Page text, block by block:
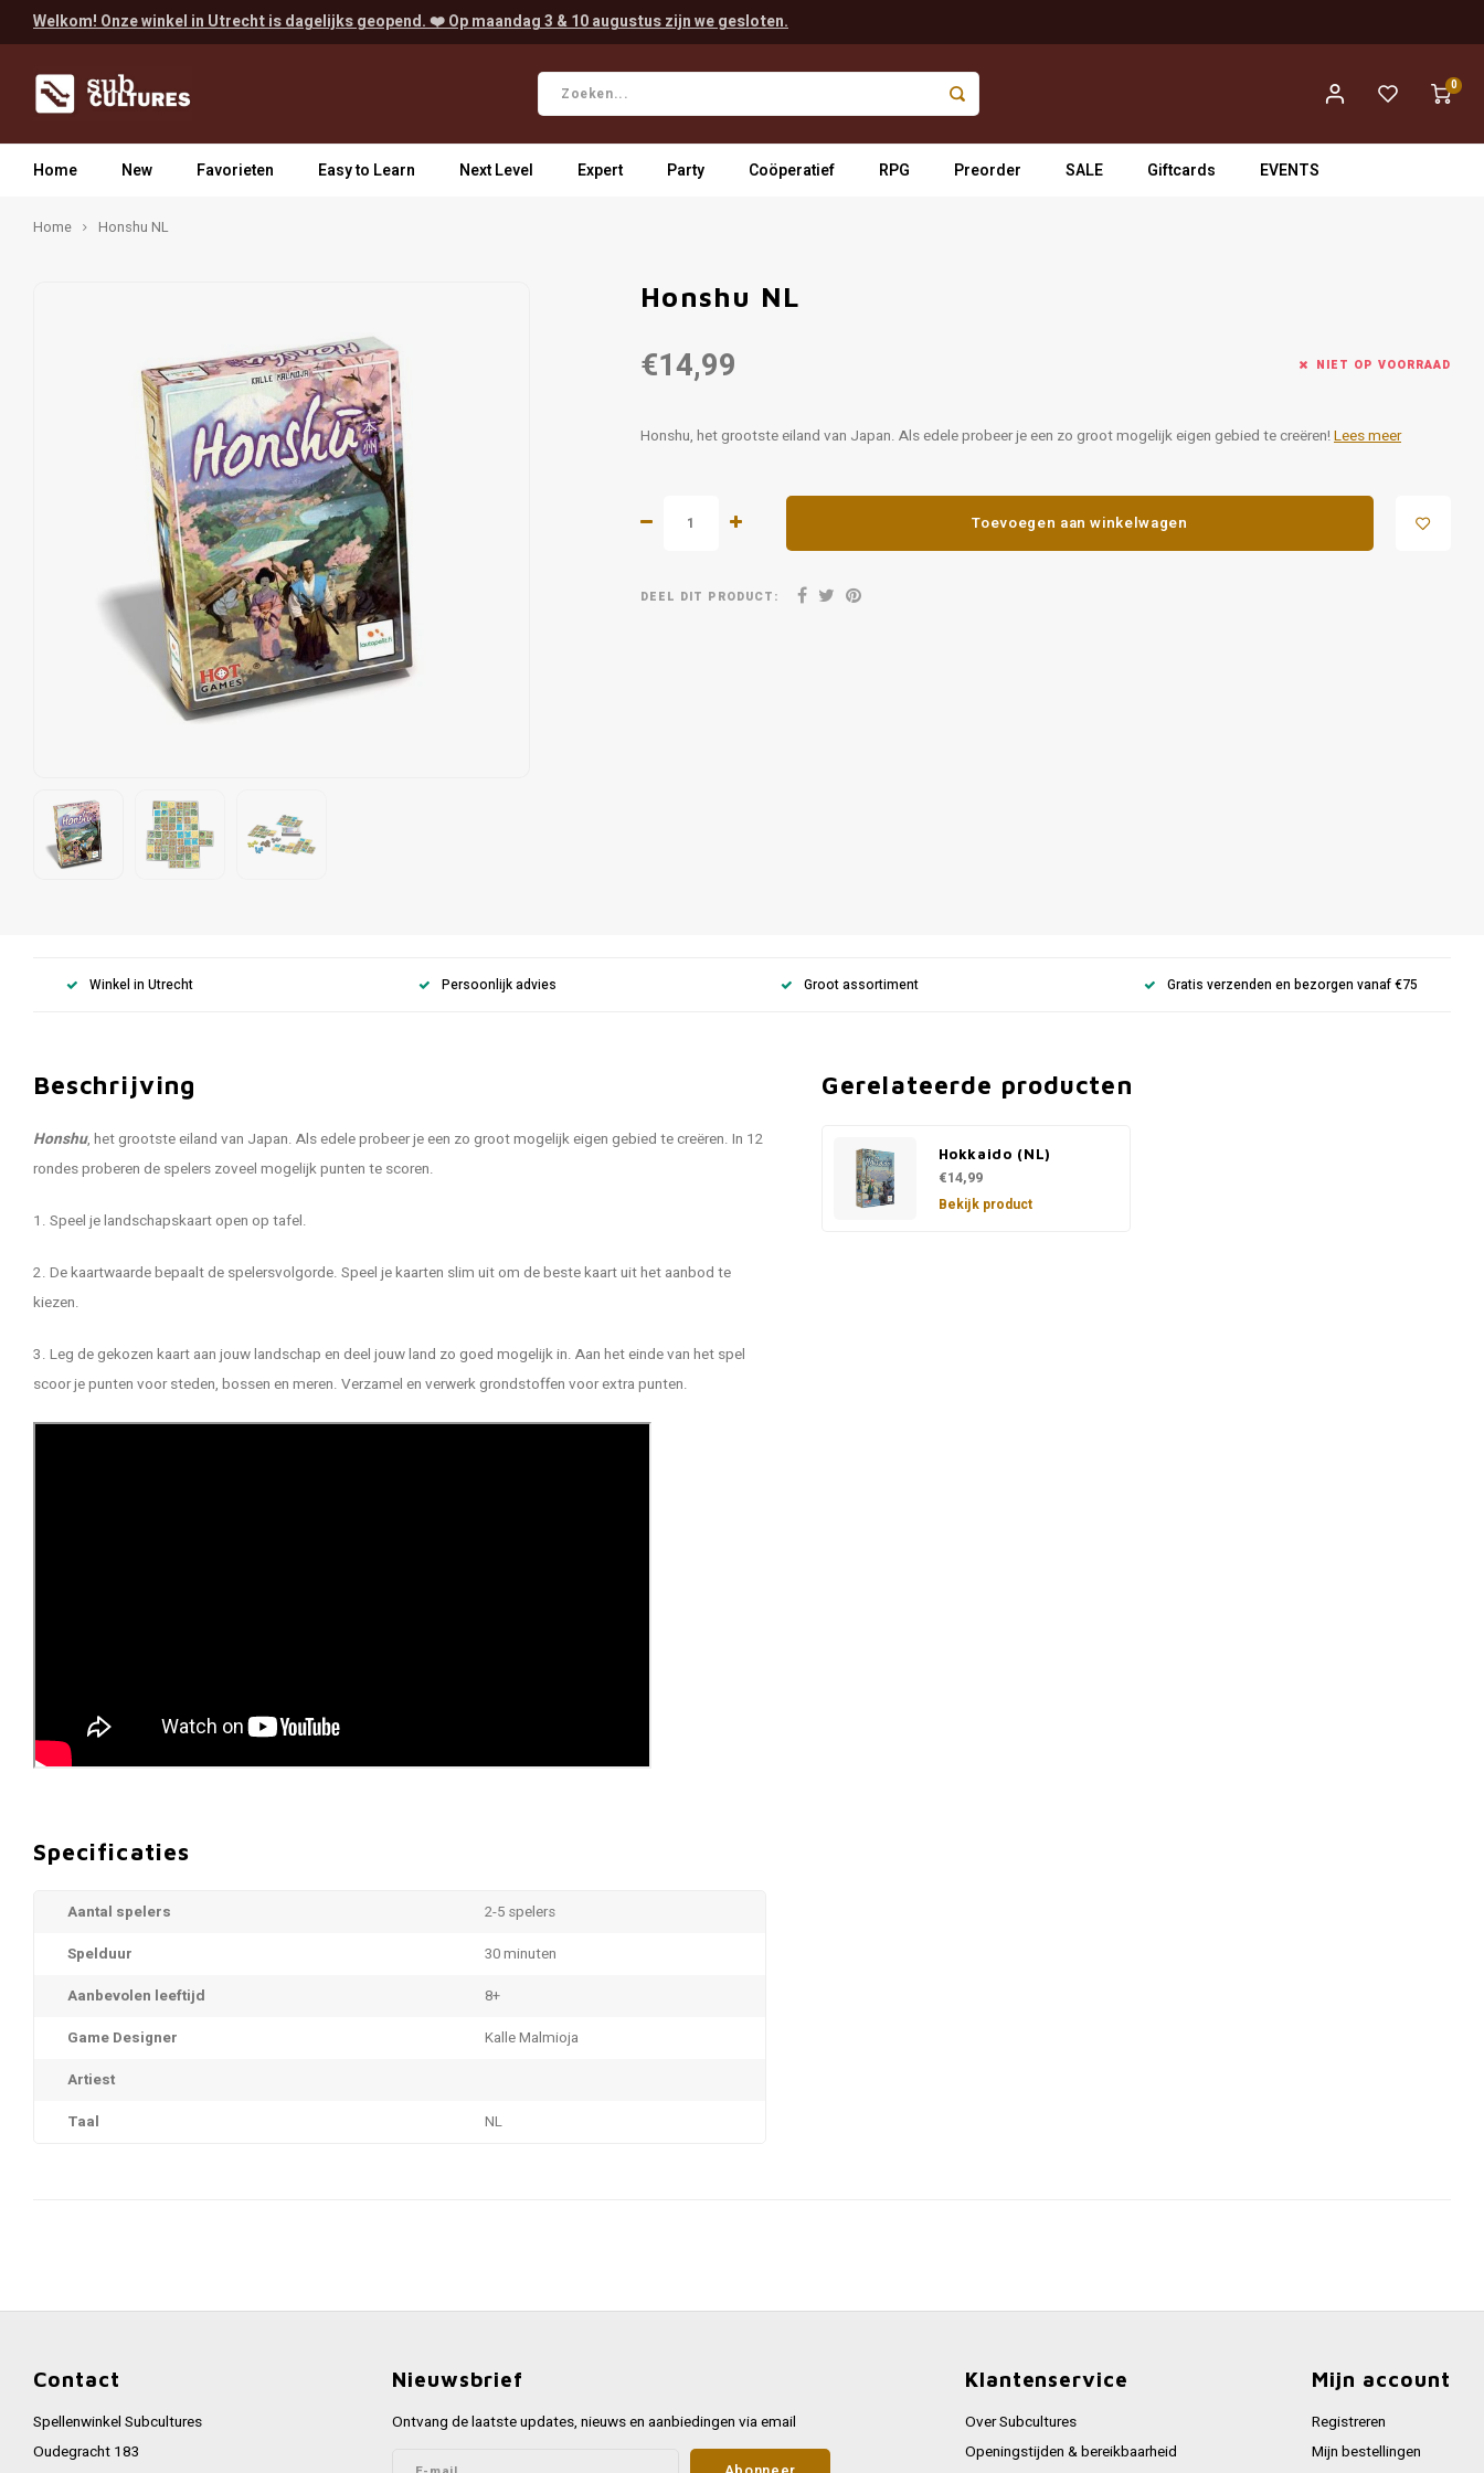
Welkom! Onze winkel in Utrecht is dagelijks geopend. ❤️ Op maandag 3 & 10 augustus zijn we gesloten.
0
Home New Favorieten Easy to Learn Next Level Expert Party Coöperatief RPG Preorder SALE Giftcards EVENTS
Home Honshu NL
Honshu NL
€14,99 NIET OP VOORRAAD
Honshu, het grootste eiland van Japan. Als edele probeer je een zo groot mogelijk eigen gebied te creëren!Lees meer
Toevoegen aan winkelwagen
DEEL DIT PRODUCT:
Winkel in Utrecht Persoonlijk advies Groot assortiment Gratis verzenden en bezorgen vanaf €75
Beschrijving
Honshu, het grootste eiland van Japan. Als edele probeer je een zo groot mogelijk eigen gebied te creëren. In 12
rondes proberen de spelers zoveel mogelijk punten te scoren.
1. Speel je landschapskaart open op tafel.
2. De kaartwaarde bepaalt de spelersvolgorde. Speel je kaarten slim uit om de beste kaart uit het aanbod te
kiezen.
3. Leg de gekozen kaart aan jouw landschap en deel jouw land zo goed mogelijk in. Aan het einde van het spel
scoor je punten voor steden, bossen en meren. Verzamel en verwerk grondstoffen voor extra punten.
Specificaties
Aantal spelers
2-5 spelers
Spelduur
30 minuten
Aanbevolen leeftijd
8+
Game Designer
Kalle Malmioja
Artiest
Taal
NL
Gerelateerde producten
Hokkaido (NL)
€14,99
Bekijk product
Contact
Spellenwinkel Subcultures
Oudegracht 183
Nieuwsbrief
Ontvang de laatste updates, nieuws en aanbiedingen via email
Klantenservice
Over Subcultures
Openingstijden & bereikbaarheid
Mijn account
Registreren
Mijn bestellingen